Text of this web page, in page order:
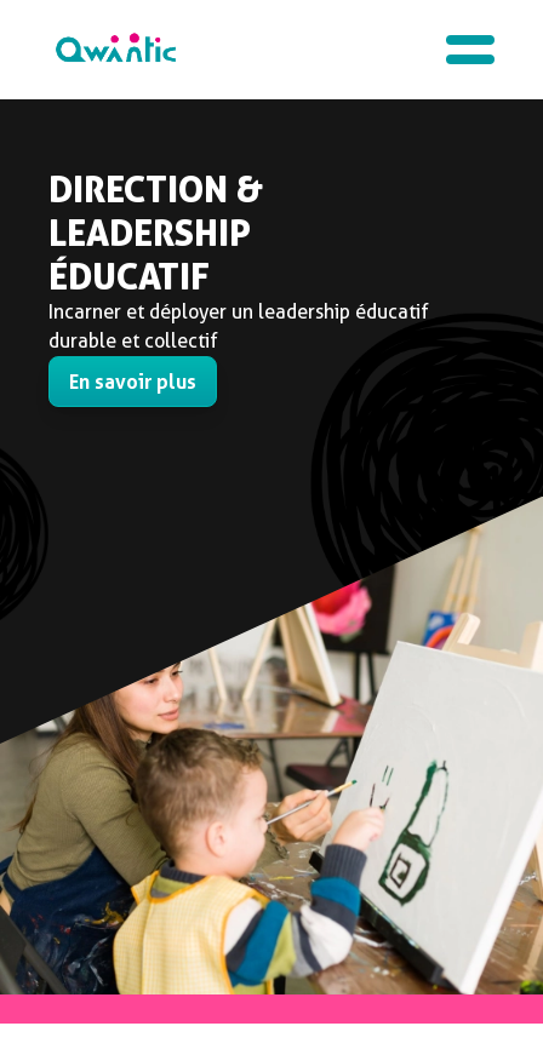
DIRECTION &
LEADERSHIP
ÉDUCATIF
Incarner et déployer un leadership éducatif
durable et collectif
En savoir plus